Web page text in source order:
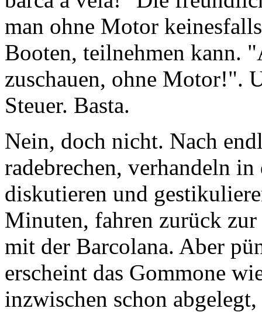
man ohne Motor
Booten, teilnehmen kann.
zuschauen, ohne Motor!".
Steuer. Basta.
Nein, doch nicht. Nach
radebrechen, verhandeln
diskutieren und
Minuten, fahren zurück
mit der Barcolana. Aber
erscheint das Gommone
inzwischen schon